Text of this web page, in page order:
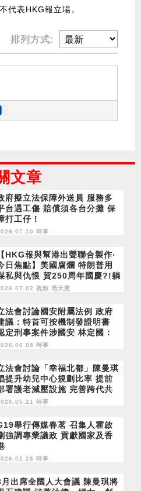
代表HKG報立場。
排列方式:
文章
府擬立法保障外送員 服務多
台遇工傷 賠償須各台分攤 保
打工仔！
時事
【HKG報與幫港出聲聯合製作‧
日焦點】美國腐爛 特朗普用
私與仇恨 賀250周年國慶?!躺
中槍 黃錦輝涉醉駕被捕 議員
視頻 周天慧
法會討論國安附屬法例 政府
議：特首可按機制發證明書
定刑事案件涉國安 林定國：
新增權力 罪行 罰則
時事
法會討論「幸福北都」陳曼琪
提升幼兒中心規劃比率 提前
署護老減壓設施 完善跨代共
公共設施時事
舉行傳媒春茗 召集人霍啟
強調專業議政 貢獻國家及香
時事
出席全國人大會議 陳曼琪將